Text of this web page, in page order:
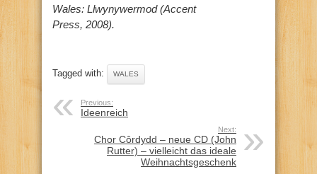
Wales: Llwynywermod (Accent
Press, 2008).
Tagged with: WALES
Previous:
Ideenreich
Next:
Chor Côrdydd – neue CD (John
Rutter) – vielleicht das ideale
Weihnachtsgeschenk